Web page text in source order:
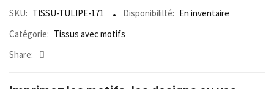
SKU: TISSU-TULIPE-171 Disponibililté: En inventaire
Catégorie: Tissus avec motifs
Share: